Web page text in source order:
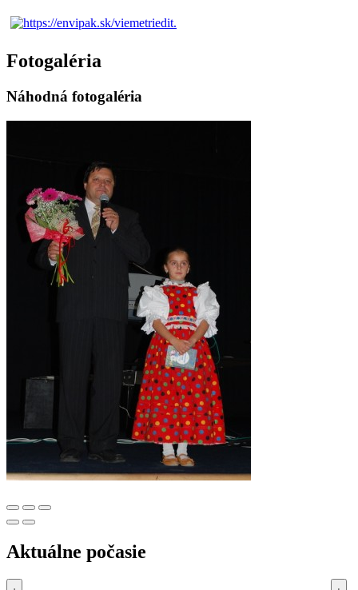
Fotogaléria
Náhodná fotogaléria
Aktuálne počasie